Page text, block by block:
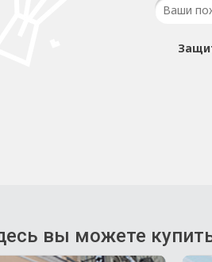
вы можете